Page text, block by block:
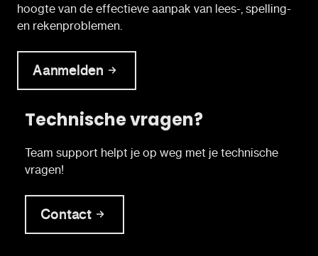
hoogte van de effectieve aanpak van lees-, spelling-
en rekenproblemen.
Aanmelden
Technische vragen?
Team support helpt je op weg met je technische
vragen!
Contact